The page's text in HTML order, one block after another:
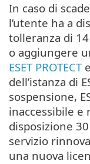
In caso di
l’utente ha a
tolleranza di
o aggiungere
ESET PROTECT
dell’istanza di
sospensione,
inaccessibile e
disposizione
servizio
una nuova